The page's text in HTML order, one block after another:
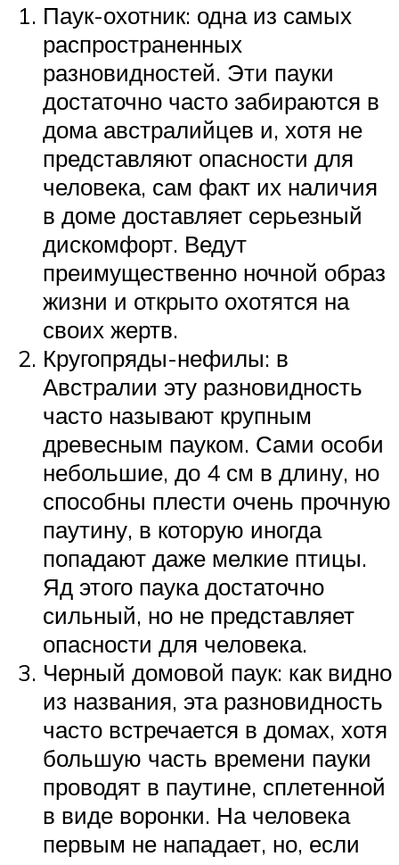
Паук-охотник: одна из самых
распространенных
разновидностей. Эти пауки
достаточно часто забираются в
дома австралийцев и, хотя не
представляют опасности для
человека, сам факт их наличия
в доме доставляет серьезный
дискомфорт. Ведут
преимущественно ночной образ
жизни и открыто охотятся на
своих жертв.
Кругопряды-нефилы: в
Австралии эту разновидность
часто называют крупным
древесным пауком. Сами особи
небольшие, до 4 см в длину, но
способны плести очень прочную
паутину, в которую иногда
попадают даже мелкие птицы.
Яд этого паука достаточно
сильный, но не представляет
опасности для человека.
Черный домовой паук: как видно
из названия, эта разновидность
часто встречается в домах, хотя
большую часть времени пауки
проводят в паутине, сплетенной
в виде воронки. На человека
первым не нападает, но, если